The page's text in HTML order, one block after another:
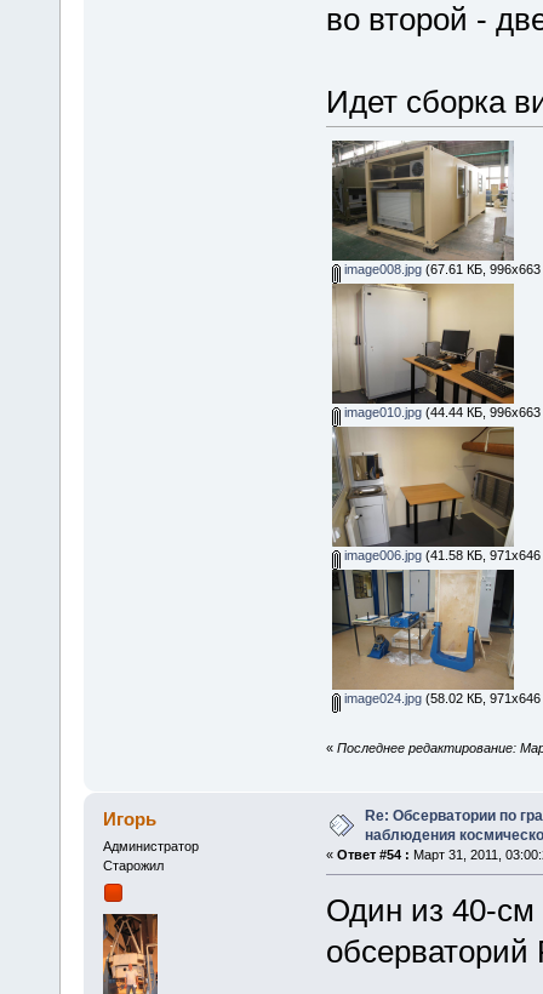
во второй -
Идет сборка
image008.jpg(67.61 КБ, 996x663
image010.jpg(44.44 КБ, 996x663
image006.jpg(41.58 КБ, 971x646
image024.jpg(58.02 КБ, 971x646
« Последнее редактирование:
Игорь
Администратор
Старожил
Re: Обсерватории по
наблюдения
« Ответ #54 : Март 31, 2011,
Один из 40-см
обсерваторий